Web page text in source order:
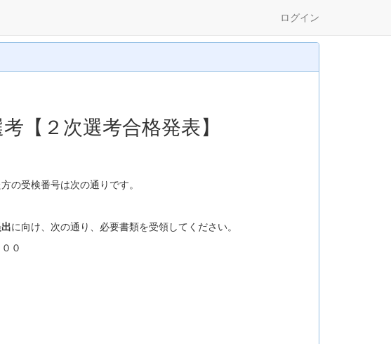
ログイン
【２次選考合格発表】
の受検番号は次の通りです。
に向け、次の通り、必要書類を受領してください。
０